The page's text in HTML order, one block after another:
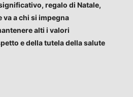
regalo di Natale,
va a chi si impegna
alti i valori
e della tutela della salute